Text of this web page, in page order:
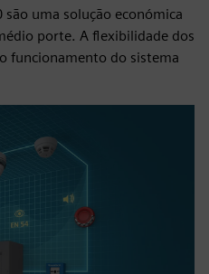
uma solução económica
porte. A flexibilidade dos
funcionamento do sistema